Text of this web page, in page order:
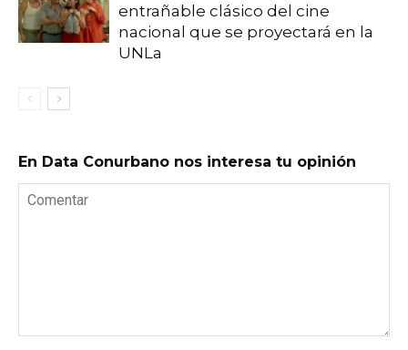
entrañable clásico del cine
nacional que se proyectará en la
UNLa
En Data Conurbano nos interesa tu opinión